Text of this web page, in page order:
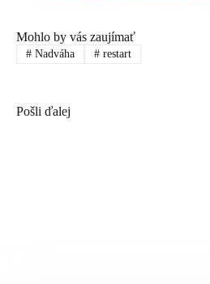
Mohlo by vás zaujímať
#Nadváha #restart
Pošli ďalej